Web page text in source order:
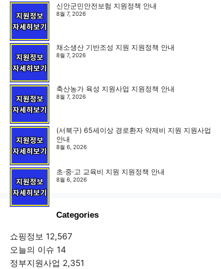
신안군민안전보험 지원정책 안내
8월 7, 2026
채소생산 기반조성 지원 지원정책 안내
8월 7, 2026
축산농가 육성 지원사업 지원정책 안내
8월 7, 2026
(서북구) 65세이상 경로환자 약제비 지원 지원사업
안내
8월 6, 2026
초·중·고 교육비 지원 지원정책 안내
8월 6, 2026
Categories
쇼핑정보 12,567
오늘의 이슈 14
정부지원사업 2,351